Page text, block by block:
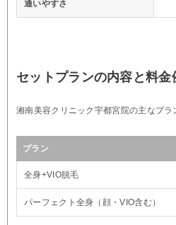
通いやすさ
セットプランの内容と料金
湘南美容クリニック宇都宮院の主なプラ
プラン
全身+VIO脱毛
パーフェクト全身（顔・VIO含む）